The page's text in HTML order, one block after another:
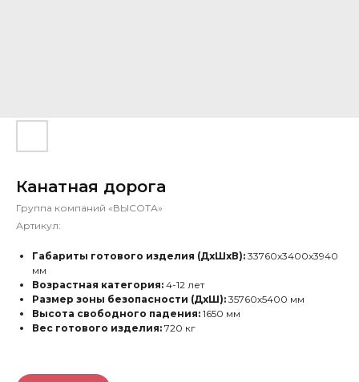
Канатная дорога
Группа компаний «ВЫСОТА»
Артикул:
Габариты готового изделия (ДхШхВ): 33760х3400х3940
мм
Возрастная категория: 4-12 лет
Размер зоны безопасности (ДхШ): 35760х5400 мм
Высота свободного падения: 1650 мм
Вес готового изделия: 720 кг